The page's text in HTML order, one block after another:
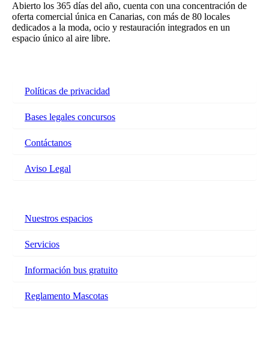
Abierto los 365 días del año, cuenta con una concentración de
oferta comercial única en Canarias, con más de 80 locales
dedicados a la moda, ocio y restauración integrados en un
espacio único al aire libre.
Políticas de privacidad
Bases legales concursos
Contáctanos
Aviso Legal
Nuestros espacios
Servicios
Información bus gratuito
Reglamento Mascotas